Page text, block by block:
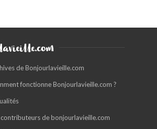
de Bonjourlavieille.com
fonctionne Bonjourlavieille.com ?
contributeurs de bonjourlavieille.com